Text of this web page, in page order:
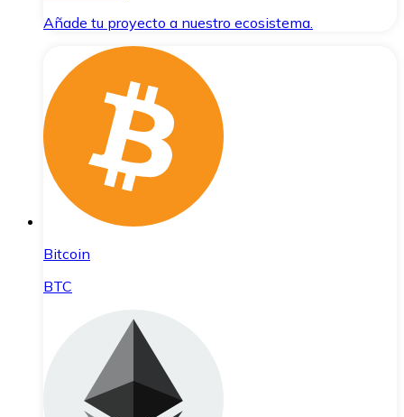
Añade tu proyecto a nuestro ecosistema.
Bitcoin
BTC